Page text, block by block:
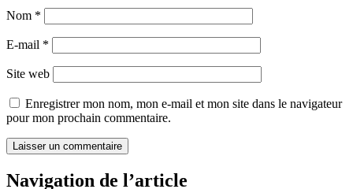
Nom *
E-mail *
Site web
Enregistrer mon nom, mon e-mail et mon site dans le navigateur
pour mon prochain commentaire.
Navigation de l’article